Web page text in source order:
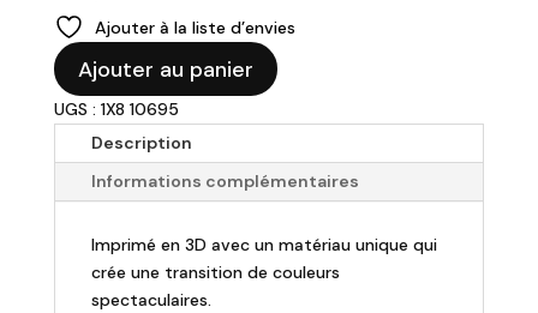
Ajouter à la liste d’envies
quantité
de
Vase
"Bloz-
Bubblegum"
H20cm
Ajouter au panier
UGS : 1X8 10695
Description
Informations complémentaires
Imprimé en 3D avec un matériau unique qui
crée une transition de couleurs
spectaculaires.